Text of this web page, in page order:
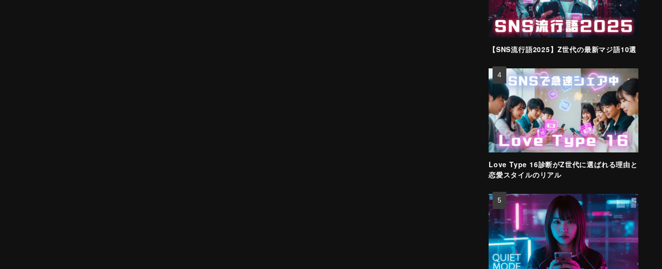
【SNS流行語2025】Z世代の最新マジ語10選
Love Type 16診断がZ世代に選ばれる理由と
恋愛スタイルのリアル